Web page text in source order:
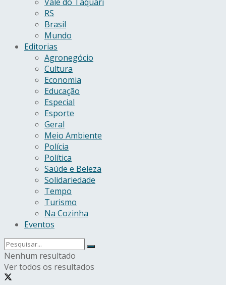
RS
Brasil
Mundo
Editorias
Agronegócio
Cultura
Economia
Educação
Especial
Esporte
Geral
Meio Ambiente
Polícia
Política
Saúde e Beleza
Solidariedade
Tempo
Turismo
Na Cozinha
Eventos
Nenhum resultado
Ver todos os resultados